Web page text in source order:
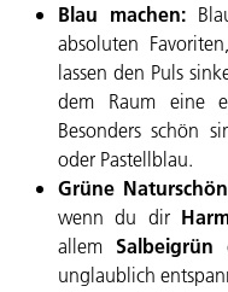
Blau machen:
absoluten
lassen den Puls
dem Raum eine
Besonders schön
oder Pastellblau.
Grüne
wenn du dir
allem Salbeigrün
unglaublich